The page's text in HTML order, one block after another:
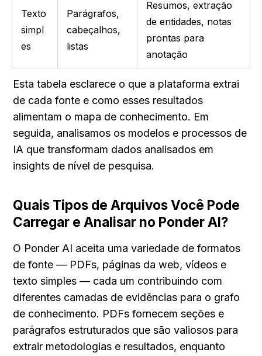
Texto
simpl
es
Parágrafos,
cabeçalhos,
listas
Resumos, extração
de entidades, notas
prontas para
anotação
Esta tabela esclarece o que a plataforma extrai
de cada fonte e como esses resultados
alimentam o mapa de conhecimento. Em
seguida, analisamos os modelos e processos de
IA que transformam dados analisados em
insights de nível de pesquisa.
Quais Tipos de Arquivos Você Pode
Carregar e Analisar no Ponder AI?
O Ponder AI aceita uma variedade de formatos
de fonte — PDFs, páginas da web, vídeos e
texto simples — cada um contribuindo com
diferentes camadas de evidências para o grafo
de conhecimento. PDFs fornecem seções e
parágrafos estruturados que são valiosos para
extrair metodologias e resultados, enquanto